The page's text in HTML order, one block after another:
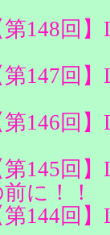
第148回
第147回
第146回
第145回
に！！
第144回